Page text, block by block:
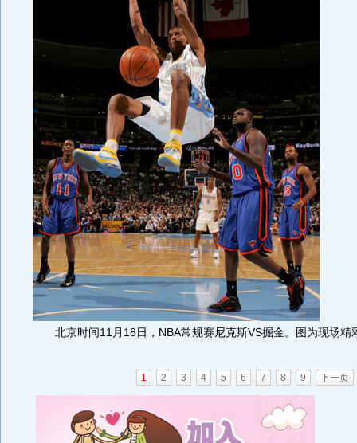
北京时间11月18日，NBA常规赛尼克斯VS掘金。图为现场精
1 2 3 4 5 6 7 8 9 下一页